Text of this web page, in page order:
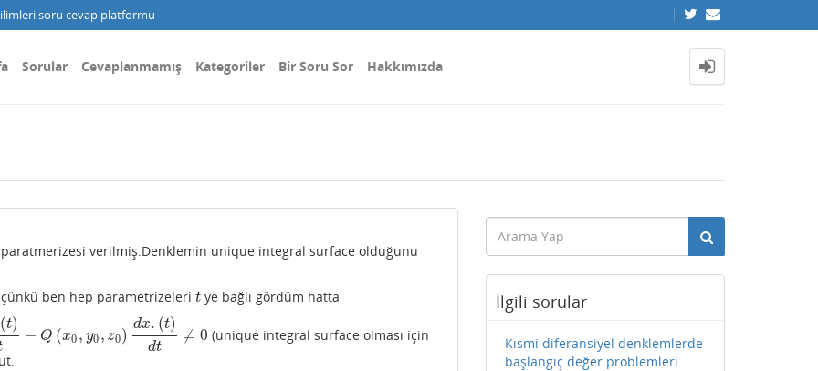
soru cevap platformu
Sorular Cevaplanmamış Kategoriler Bir Soru Sor Hakkımızda
paratmerizesi verilmiş.Denklemin unique integral surface olduğunu
çünkü ben hep parametrizeleri t
t ye bağlı gördüm hatta
(t)
− Q (x0 , y0 , z0)
dx. (t)
dt
≠ 0
y0,z 0)dx.( t)dt≠ 0
(unique integral surface olması için
İlgili sorular
Kısmi diferansiyel denklemlerde
başlangıç değer problemleri